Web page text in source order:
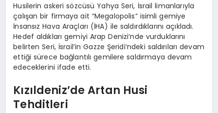
Husilerin askeri sözcüsü Yahya Seri, İsrail limanlarıyla
çalışan bir firmaya ait “Megalopolis” isimli gemiye
İnsansız Hava Araçları (İHA) ile saldırdıklarını açıkladı.
Hedef aldıkları gemiyi Arap Denizi’nde vurduklarını
belirten Seri, İsrail’in Gazze Şeridi’ndeki saldırıları devam
ettiği sürece bağlantılı gemilere saldırmaya devam
edeceklerini ifade etti.
Kızıldeniz’de Artan Husi
Tehditleri